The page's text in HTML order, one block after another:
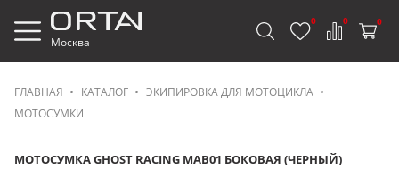
Москва
0 0 0
ГЛАВНАЯ КАТАЛОГ
ЭКИПИРОВКА ДЛЯ МОТОЦИКЛА
МОТОСУМКИ
МОТОСУМКА GHOST RACING MAB01 БОКОВАЯ (ЧЕРНЫЙ)